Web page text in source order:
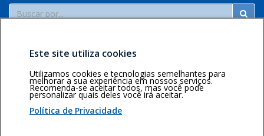
Buscar
Área restritaPolítica de
privacidadePersonalização
de cookies
Este site utiliza cookies
Utilizamos cookies e tecnologias semelhantes para
melhorar a sua experiência em nossos serviços.
Recomenda-se aceitar todos, mas você pode
personalizar quais deles você irá aceitar.
Política de Privacidade